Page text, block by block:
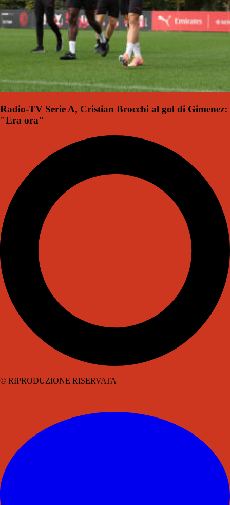
Radio-TV Serie A, Cristian Brocchi al gol di Gimenez:
"Era ora"
© RIPRODUZIONE RISERVATA